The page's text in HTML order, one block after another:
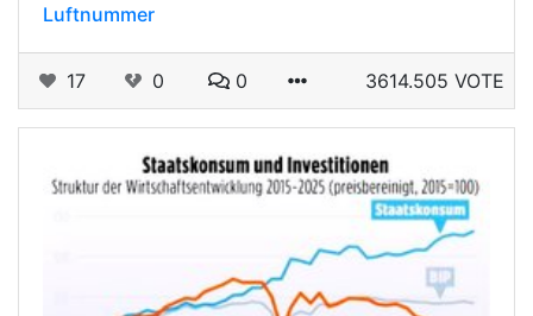
Luftnummer
17 0 0 3614.505 VOTE